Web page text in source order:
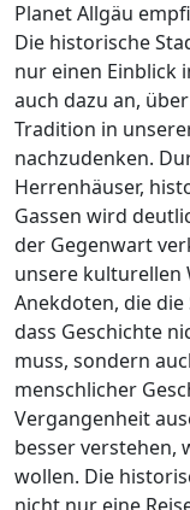
Planet Allgäu
Die historische
nur einen Einblick
auch dazu an,
Tradition in
nachzudenken.
Herrenhäuser,
Gassen wird
der Gegenwart
unsere kulturellen
Anekdoten, die
dass Geschichte
muss, sondern
menschlicher
Vergangenheit
besser verstehen,
wollen. Die